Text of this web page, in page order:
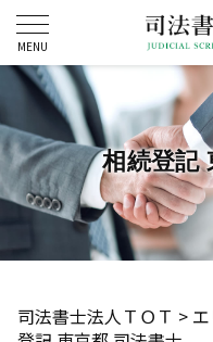
相続登記
司法書士法人ＴＯＴ >